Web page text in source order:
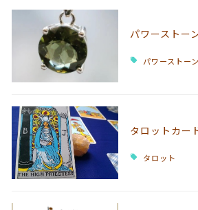
パワーストー
パワーストーン
タロットカー
タロット